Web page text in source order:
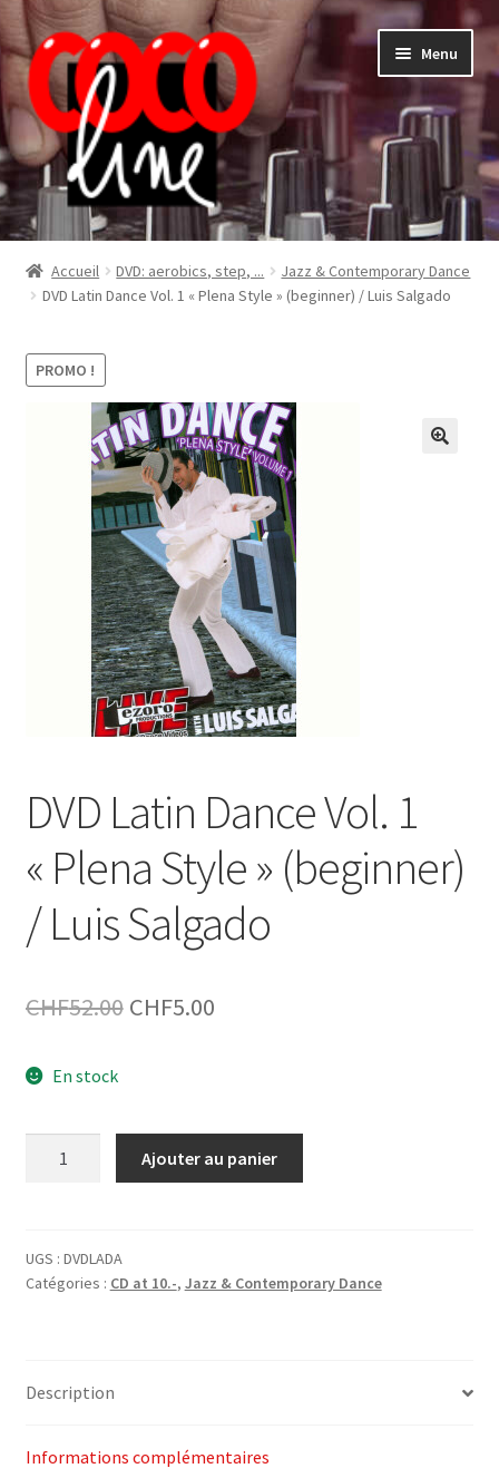
Aller
à
la
navigation
Aller
au
contenu
Menu
Shop
Accueil DVD: aerobics, step, ...
Jazz & Contemporary Dance
DVD Latin Dance Vol. 1 « Plena Style » (beginner) / Luis Salgado
PROMO !
DVD Latin Dance Vol. 1
« Plena Style » (beginner)
/ Luis Salgado
CHF52.00 Le
était :
CHF52.00.
CHF5.00Le
est :
CHF5.00.
En stock
Dance
Vol.
(beginner)
Luis
Ajouter au panier
UGS : DVDLADA
Catégories : CD at 10.-, Jazz & Contemporary Dance
Description
Informations complémentaires